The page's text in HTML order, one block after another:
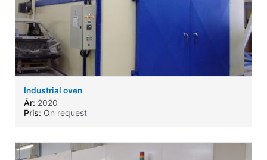
Industrial oven
År: 2020
Pris: On request